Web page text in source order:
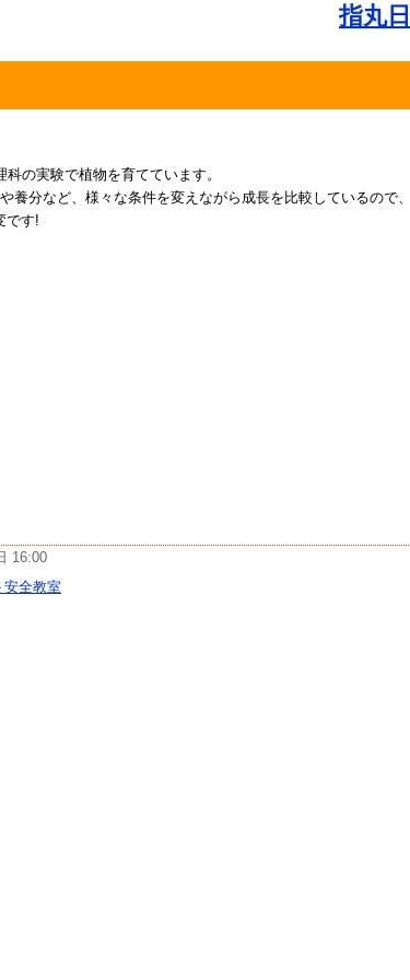
指丸
科の実験で植物を育てています。
養分など、様々な条件を変えながら成長を比較しているので、
です!
16:00
安全教室